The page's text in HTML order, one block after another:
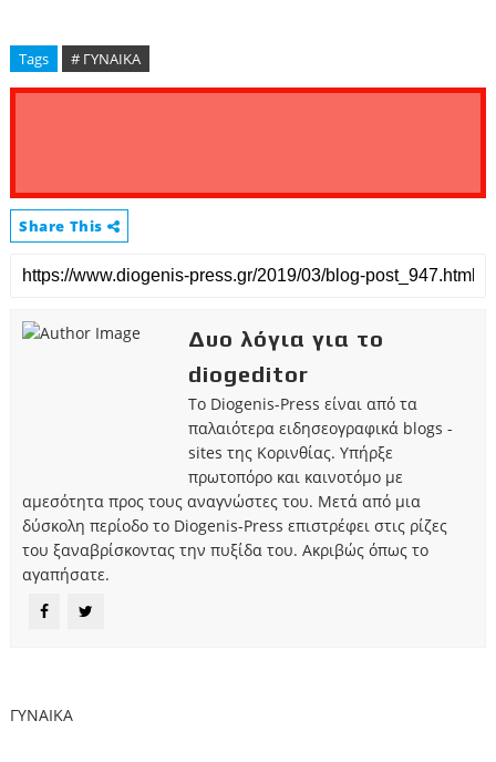
Tags # ΓΥΝΑΙΚΑ
Share This
Δυο λόγια για το
diogeditor
Το Diogenis-Press είναι από τα
παλαιότερα ειδησεογραφικά blogs -
sites της Κορινθίας. Υπήρξε
πρωτοπόρο και καινοτόμο με
αμεσότητα προς τους αναγνώστες του. Μετά από μια
δύσκολη περίοδο το Diogenis-Press επιστρέφει στις ρίζες
του ξαναβρίσκοντας την πυξίδα του. Ακριβώς όπως το
αγαπήσατε.
ΓΥΝΑΙΚΑ